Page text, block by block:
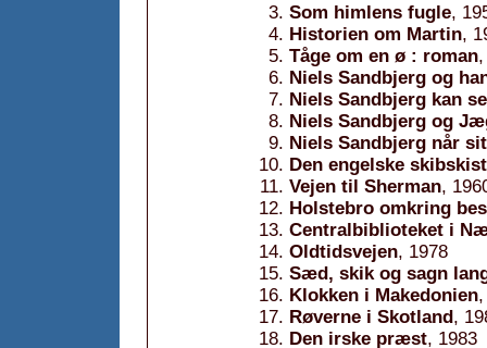
Som himlens fugle,
Historien om Martin,
Tåge om en ø : roman
Niels Sandbjerg og
Niels Sandbjerg kan
Niels Sandbjerg og
Niels Sandbjerg når
Den engelske
Vejen til Sherman,
Holstebro omkring
Centralbiblioteket i
Oldtidsvejen, 1978
Sæd, skik og sagn
Klokken i Makedonien
Røverne i Skotland,
Den irske præst, 1983